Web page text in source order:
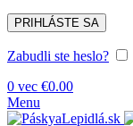
PRIHLÁSTE SA
Zabudli ste heslo?
0 vec €0.00
Menu